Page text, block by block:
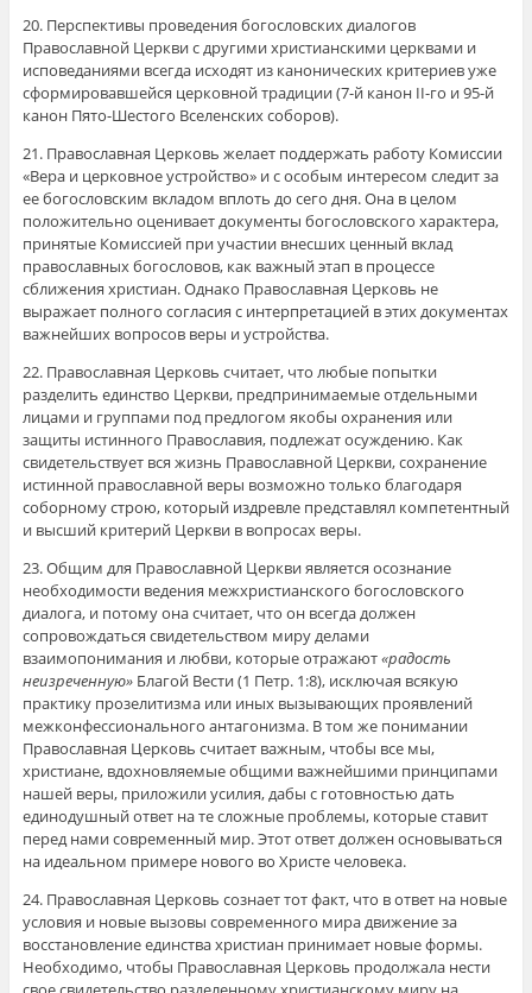
20. Перспективы проведения богословских диалогов
Православной Церкви с другими христианскими церквами и
исповеданиями всегда исходят из канонических критериев уже
сформировавшейся церковной традиции (7-й канон II-го и 95-й
канон Пято-Шестого Вселенских соборов).
21. Православная Церковь желает поддержать работу Комиссии
«Вера и церковное устройство» и с особым интересом следит за
ее богословским вкладом вплоть до сего дня. Она в целом
положительно оценивает документы богословского характера,
принятые Комиссией при участии внесших ценный вклад
православных богословов, как важный этап в процессе
сближения христиан. Однако Православная Церковь не
выражает полного согласия с интерпретацией в этих документах
важнейших вопросов веры и устройства.
22. Православная Церковь считает, что любые попытки
разделить единство Церкви, предпринимаемые отдельными
лицами и группами под предлогом якобы охранения или
защиты истинного Православия, подлежат осуждению. Как
свидетельствует вся жизнь Православной Церкви, сохранение
истинной православной веры возможно только благодаря
соборному строю, который издревле представлял компетентный
и высший критерий Церкви в вопросах веры.
23. Общим для Православной Церкви является осознание
необходимости ведения межхристианского богословского
диалога, и потому она считает, что он всегда должен
сопровождаться свидетельством миру делами
взаимопонимания и любви, которые отражают«радость
неизреченную»Благой Вести (1 Петр. 1:8), исключая всякую
практику прозелитизма или иных вызывающих проявлений
межконфессионального антагонизма. В том же понимании
Православная Церковь считает важным, чтобы все мы,
христиане, вдохновляемые общими важнейшими принципами
нашей веры, приложили усилия, дабы с готовностью дать
единодушный ответ на те сложные проблемы, которые ставит
перед нами современный мир. Этот ответ должен основываться
на идеальном примере нового во Христе человека.
24. Православная Церковь сознает тот факт, что в ответ на новые
условия и новые вызовы современного мира движение за
восстановление единства христиан принимает новые формы.
Необходимо, чтобы Православная Церковь продолжала нести